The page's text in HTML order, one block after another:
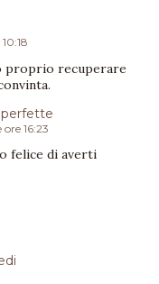
proprio recuperare
perfette
16:23
felice di averti